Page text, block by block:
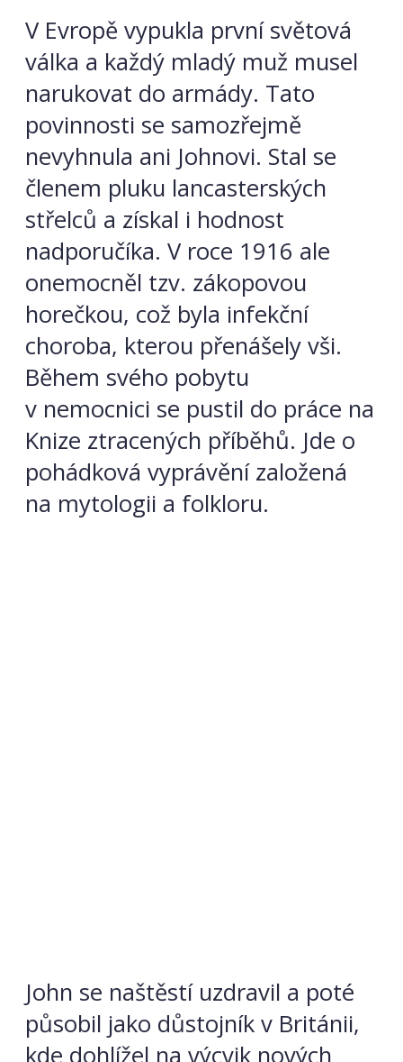
V Evropě vypukla první světová
válka a každý mladý muž musel
narukovat do armády. Tato
povinnosti se samozřejmě
nevyhnula ani Johnovi. Stal se
členem pluku lancasterských
střelců a získal i hodnost
nadporučíka. V roce 1916 ale
onemocněl tzv. zákopovou
horečkou, což byla infekční
choroba, kterou přenášely vši.
Během svého pobytu
v nemocnici se pustil do práce na
Knize ztracených příběhů. Jde o
pohádková vyprávění založená
na mytologii a folkloru.
John se naštěstí uzdravil a poté
působil jako důstojník v Británii,
kde dohlížel na výcvik nových